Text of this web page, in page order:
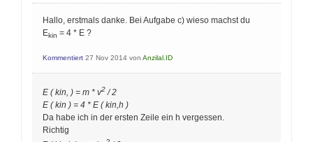
Hallo, erstmals danke. Bei Aufgabe c) wieso machst du
Ekin = 4 * E ?
Kommentiert 27 Nov 2014 von Anzilal.ID
E ( kin, ) = m * v2/ 2
E ( kin ) = 4 * E ( kin,h )
Da habe ich in der ersten Zeile ein h vergessen.
Richtig